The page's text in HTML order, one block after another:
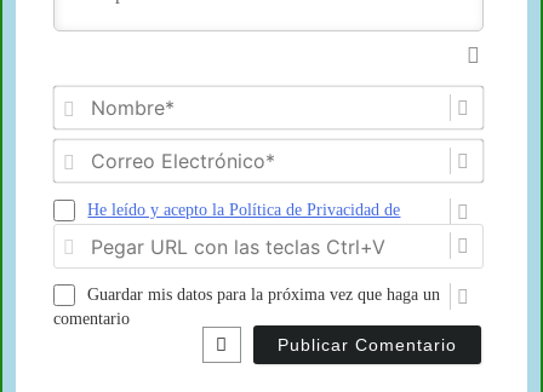
Correo
He leído y acepto la Política de Privacidad de
Guardar mis datos para la próxima vez que haga un
comentario